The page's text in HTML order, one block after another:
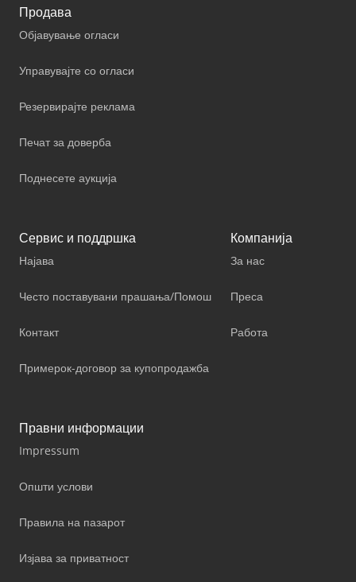
Продава
Објавување огласи
Управувајте со огласи
Резервирајте реклама
Печат за доверба
Поднесете аукција
Сервис и поддршка
Најава
Често поставувани прашања/Помош
Контакт
Примерок-договор за купопродажба
Компанија
За нас
Преса
Работа
Правни информации
Impressum
Општи услови
Правила на пазарот
Изјава за приватност